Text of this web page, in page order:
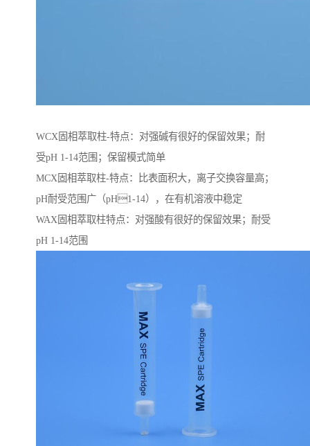
WCX固相萃取柱-特点：对强碱有很好的保留效果；耐
受pH 1-14范围；保留模式简单
MCX固相萃取柱-特点：比表面积大，离子交换容量高；
pH耐受范围⼴（pH1-14），在有机溶液中稳定
WAX固相萃取柱特点：对强酸有很好的保留效果；耐受
pH 1-14范围